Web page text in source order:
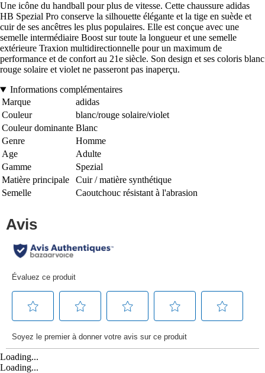
Une icône du handball pour plus de vitesse. Cette chaussure adidas
HB Spezial Pro conserve la silhouette élégante et la tige en suède et
cuir de ses ancêtres les plus populaires. Elle est conçue avec une
semelle intermédiaire Boost sur toute la longueur et une semelle
extérieure Traxion multidirectionnelle pour un maximum de
performance et de confort au 21e siècle. Son design et ses coloris blanc
rouge solaire et violet ne passeront pas inaperçu.
Informations complémentaires
Marque
adidas
Couleur
blanc/rouge solaire/violet
Couleur dominante Blanc
Genre
Homme
Age
Adulte
Gamme
Spezial
Matière principale
Cuir / matière synthétique
Semelle
Caoutchouc résistant à l'abrasion
Loading...
Loading...